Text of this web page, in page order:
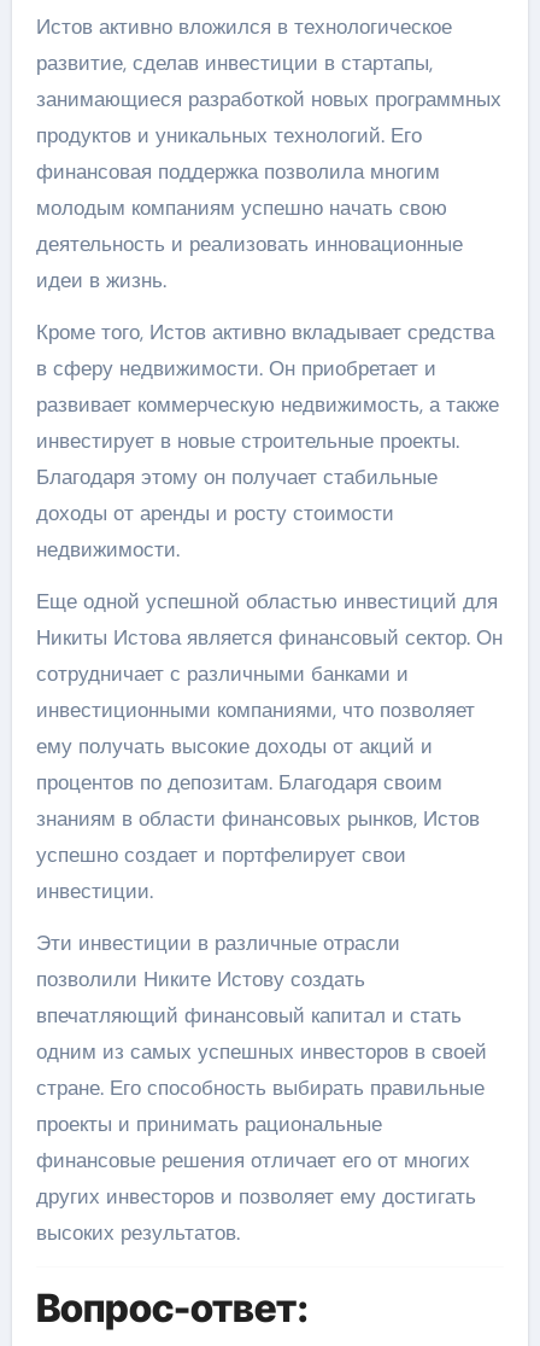
Истов активно вложился в технологическое
развитие, сделав инвестиции в стартапы,
занимающиеся разработкой новых программных
продуктов и уникальных технологий. Его
финансовая поддержка позволила многим
молодым компаниям успешно начать свою
деятельность и реализовать инновационные
идеи в жизнь.
Кроме того, Истов активно вкладывает средства
в сферу недвижимости. Он приобретает и
развивает коммерческую недвижимость, а также
инвестирует в новые строительные проекты.
Благодаря этому он получает стабильные
доходы от аренды и росту стоимости
недвижимости.
Еще одной успешной областью инвестиций для
Никиты Истова является финансовый сектор. Он
сотрудничает с различными банками и
инвестиционными компаниями, что позволяет
ему получать высокие доходы от акций и
процентов по депозитам. Благодаря своим
знаниям в области финансовых рынков, Истов
успешно создает и портфелирует свои
инвестиции.
Эти инвестиции в различные отрасли
позволили Никите Истову создать
впечатляющий финансовый капитал и стать
одним из самых успешных инвесторов в своей
стране. Его способность выбирать правильные
проекты и принимать рациональные
финансовые решения отличает его от многих
других инвесторов и позволяет ему достигать
высоких результатов.
Вопрос-ответ: